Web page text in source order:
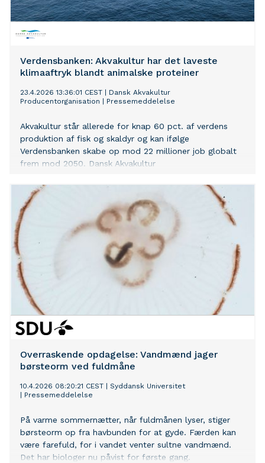
Verdensbanken: Akvakultur har det laveste
klimaaftryk blandt animalske proteiner
23.4.2026 13:36:01 CEST
Dansk Akvakultur
Producentorganisation
Pressemeddelelse
Akvakultur står allerede for knap 60 pct. af verdens
produktion af fisk og skaldyr og kan ifølge
Verdensbanken skabe op mod 22 millioner job globalt
frem mod 2050. Dansk Akvakultur
omsætter ambitionerne i aftalen 'En ny kurs for dansk
fiskeri' til stabile rammer for udvikling af
akvakultursektoren, herunder havbrug, som er en vigtig
del af den samlede forsyning af fiskeprodukter.
Overraskende opdagelse: Vandmænd jager
børsteorm ved fuldmåne
10.4.2026 08:20:21 CEST
Syddansk Universitet
Pressemeddelelse
På varme sommernætter, når fuldmånen lyser, stiger
børsteorm op fra havbunden for at gyde. Færden kan
være farefuld, for i vandet venter sultne vandmænd.
Det har biologer nu påvist for første gang.